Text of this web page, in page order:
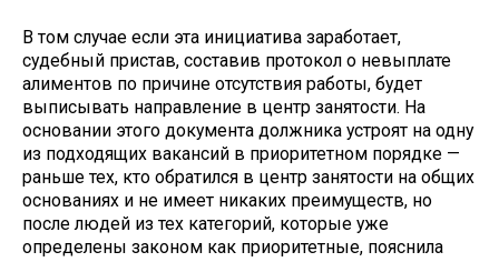
В том случае если эта инициатива заработает,
судебный пристав, составив протокол о невыплате
алиментов по причине отсутствия работы, будет
выписывать направление в центр занятости. На
основании этого документа должника устроят на одну
из подходящих вакансий в приоритетном порядке —
раньше тех, кто обратился в центр занятости на общих
основаниях и не имеет никаких преимуществ, но
после людей из тех категорий, которые уже
определены законом как приоритетные, пояснила